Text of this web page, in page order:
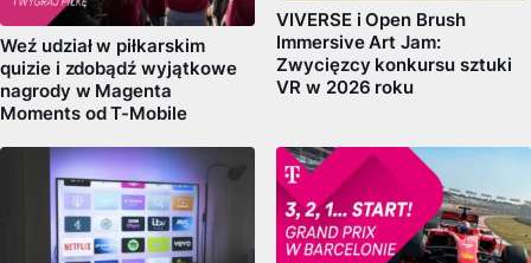
Weź udział w piłkarskim
quizie i zdobądź wyjątkowe
nagrody w Magenta
Moments od T-Mobile
VIVERSE i Open Brush
Immersive Art Jam:
Zwycięzcy konkursu sztuki
VR w 2026 roku